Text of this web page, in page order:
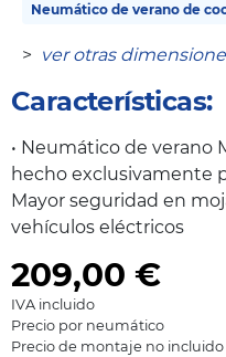
Neumático de verano de
> ver otras
Características:
• Neumático de verano
hecho exclusivamente
Mayor seguridad en
vehículos eléctricos
209,00 €
IVA incluido
Precio por neumático
Precio de montaje no incluido